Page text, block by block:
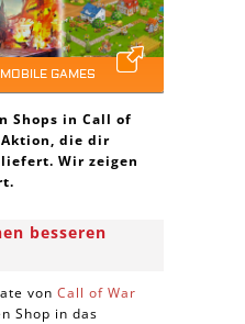
GAMES
Shops in Call of
die dir
Wir zeigen
besseren
von Call of War
Shop in das